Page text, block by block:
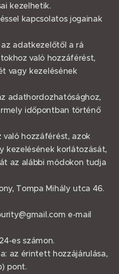
kezelhetik.
kapcsolatos jogainak
adatkezelőtől a rá
való hozzáférést,
vagy kezelésének
adathordozhatósághoz,
időpontban történő
való hozzáférést, azok
kezelésének korlátozását,
az alábbi módokon tudja
Tompa Mihály utca 46.
e-mail
es számon.
az érintett hozzájárulása,
pont.